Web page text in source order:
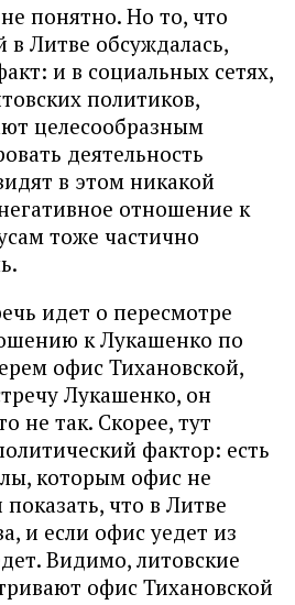
понятно. Но то, что
в Литве обсуждалась,
и в социальных сетях,
политиков,
целесообразным
деятельность
в этом никакой
отношение к
тоже частично
идет о пересмотре
к Лукашенко по
офис Тихановской,
Лукашенко, он
не так. Скорее, тут
фактор: есть
которым офис не
что в Литве
и если офис уедет из
Видимо, литовские
офис Тихановской